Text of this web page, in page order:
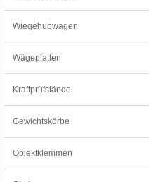
Wiegehubwagen
Wägeplatten
Kraftprüfstände
Gewichtskörbe
Objektklemmen